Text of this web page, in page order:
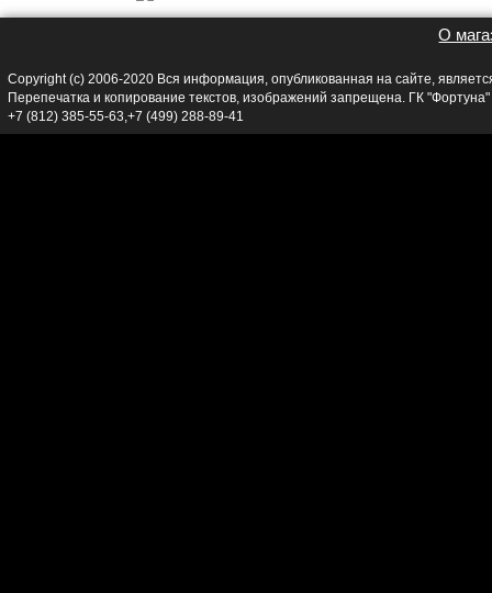
О
Copyright (c) 2006-2020 Вся информация, опубликованная на сайте,
Перепечатка и копирование текстов, изображений запрещена. ГК "Фортуна"
+7 (812) 385-55-63,+7 (499) 288-89-41